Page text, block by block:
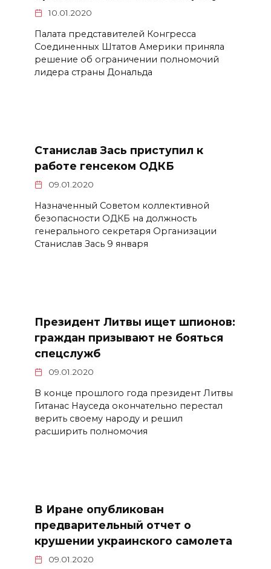
10.01.2020
Палата представителей Конгресса
Соединенных Штатов Америки приняла
решение об ограничении полномочий
лидера страны Дональда
Станислав Зась приступил к
работе генсеком ОДКБ
09.01.2020
Назначенный Советом коллективной
безопасности ОДКБ на должность
генерального секретаря Организации
Станислав Зась 9 января
Президент Литвы ищет шпионов:
граждан призывают не бояться
спецслужб
09.01.2020
В конце прошлого года президент Литвы
Гитанас Науседа окончательно перестал
верить своему народу и решил
расширить полномочия
В Иране опубликован
предварительный отчет о
крушении украинского самолета
09.01.2020